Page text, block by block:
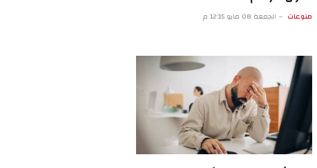
منوعات الجمعة 08 مايو 12:15 م